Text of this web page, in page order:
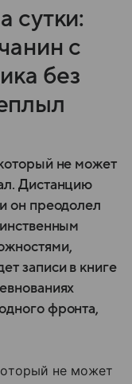
сутки:
с
без
не может
Дистанцию
он преодолел
записи в книге
фронта,
не может